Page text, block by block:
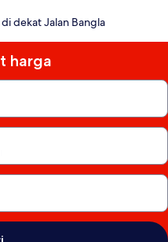
dekat Jalan Bangla
harga